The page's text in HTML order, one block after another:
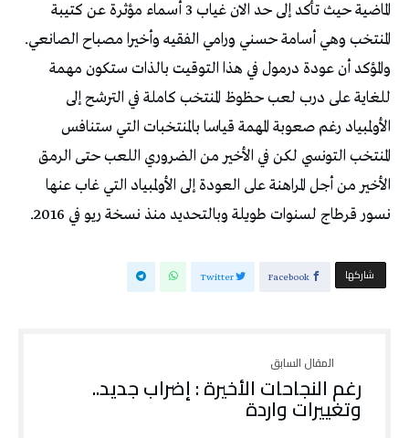
الماضية حيث تأكد إلى حد الان غياب 3 أسماء مؤثرة عن كتيبة
المنتخب وهي أسامة حسني ورامي الفقيه وأخيرا مصباح الصانعي.
والمؤكد أن عودة درمول في هذا التوقيت بالذات ستكون مهمة
للغاية على درب لعب حظوظ المنتخب كاملة في الترشح إلى
الأولمبياد رغم صعوبة المهمة قياسا بالمنتخبات التي ستنافس
المنتخب التونسي لكن في الأخير من الضروري اللعب حتى الرمق
الأخير من أجل المراهنة على العودة إلى الأولمبياد التي غاب عنها
نسور قرطاج لسنوات طويلة وبالتحديد منذ نسخة ريو في 2016.
‫‫ شاركها‬ Facebook
Twitter
رغم النجاحات الأخيرة : إضراب جديد..
وتغييرات واردة